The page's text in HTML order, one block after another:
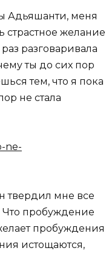
Адьяшанти, меня
страстное желание
разговаривала
ты до сих пор
тем, что я пока
не стала
твердил мне все
Что пробуждение
пробуждения
истощаются,